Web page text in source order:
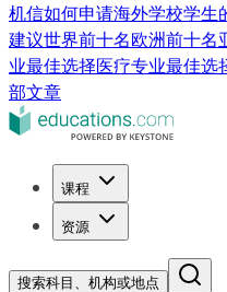
机信如何申请海外学校学生
建议世界前十名欧洲前十名
业最佳选择医疗专业最佳选
部文章
课程
资源
搜索科目、机构或地点